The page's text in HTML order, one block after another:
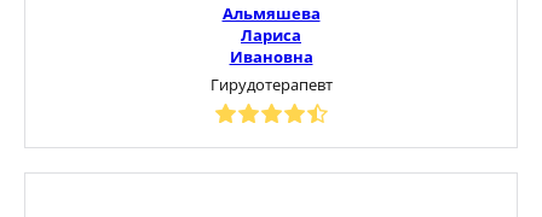
Альмяшева
Лариса
Ивановна
Гирудотерапевт